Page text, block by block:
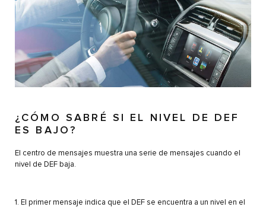
¿CÓMO SABRÉ SI EL NIVEL DE DEF
ES BAJO?
El centro de mensajes muestra una serie de mensajes cuando el
nivel de DEF baja.
1. El primer mensaje indica que el DEF se encuentra a un nivel en el